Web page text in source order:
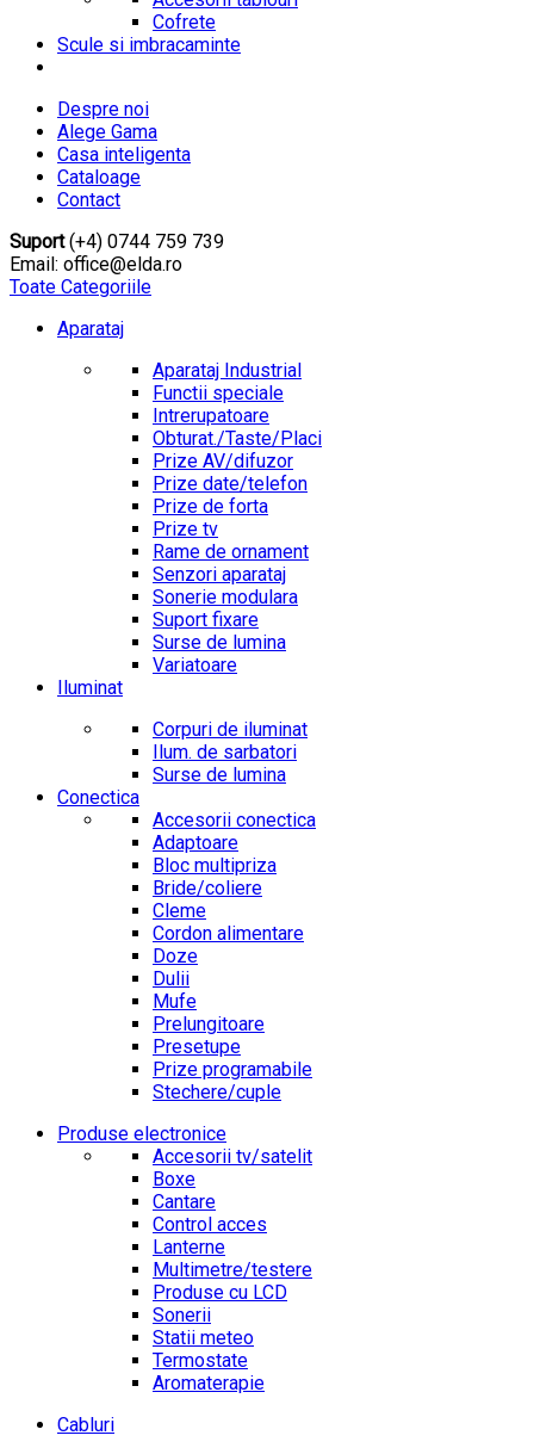
Cofrete
Scule si imbracaminte
Despre noi
Alege Gama
Casa inteligenta
Cataloage
Contact
Suport(+4) 0744 759 739
Email: office@elda.ro
Toate Categoriile
Aparataj
Aparataj Industrial
Functii speciale
Intrerupatoare
Obturat./Taste/Placi
Prize AV/difuzor
Prize date/telefon
Prize de forta
Prize tv
Rame de ornament
Senzori aparataj
Sonerie modulara
Suport fixare
Surse de lumina
Variatoare
Iluminat
Corpuri de iluminat
Ilum. de sarbatori
Surse de lumina
Conectica
Accesorii conectica
Adaptoare
Bloc multipriza
Bride/coliere
Cleme
Cordon alimentare
Doze
Dulii
Mufe
Prelungitoare
Presetupe
Prize programabile
Stechere/cuple
Produse electronice
Accesorii tv/satelit
Boxe
Cantare
Control acces
Lanterne
Multimetre/testere
Produse cu LCD
Sonerii
Statii meteo
Termostate
Aromaterapie
Cabluri